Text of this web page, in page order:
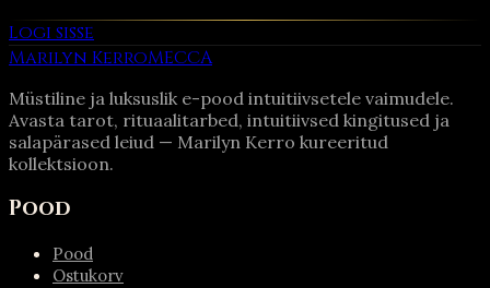
Logi sisse
Marilyn KerroMECCA
Müstiline ja luksuslik e-pood intuitiivsetele vaimudele.
Avasta tarot, rituaalitarbed, intuitiivsed kingitused ja
salapärased leiud — Marilyn Kerro kureeritud
kollektsioon.
Pood
Pood
Ostukorv